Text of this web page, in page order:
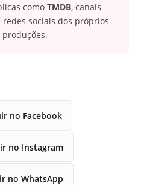
como TMDB, canais
sociais dos próprios
no Facebook
no Instagram
no WhatsApp